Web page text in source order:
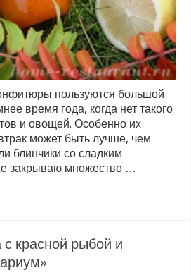
пользуются большой
время года, когда нет такого
и овощей. Особенно их
может быть лучше, чем
блинчики со сладким
закрываю множество …
красной рыбой и